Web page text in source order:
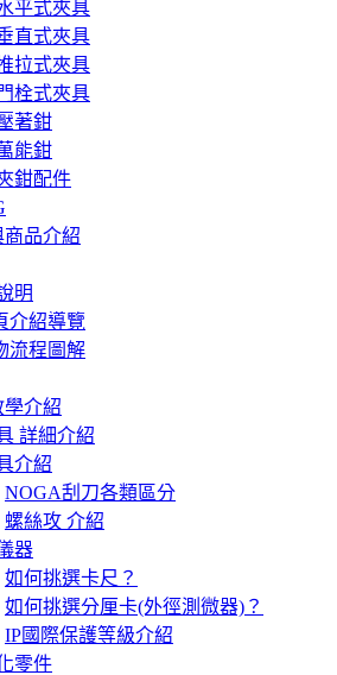
平式夾具
直式夾具
拉式夾具
栓式夾具
著鉗
能鉗
鉗配件
品介紹
明
介紹導覽
流程圖解
學介紹
詳細介紹
介紹
NOGA刮刀各類區分
螺絲攻 介紹
器
如何挑選卡尺？
如何挑選分厘卡(外徑測微器)？
IP國際保護等級介紹
零件